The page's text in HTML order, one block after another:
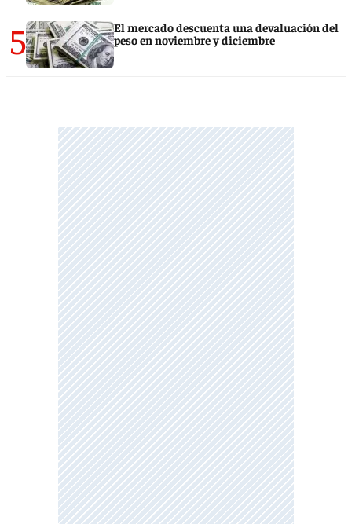
5
El mercado descuenta una devaluación del
peso en noviembre y diciembre